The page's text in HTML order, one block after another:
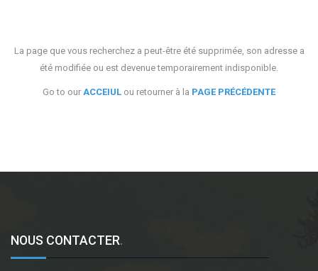
La page que vous recherchez a peut-être été supprimée, son adresse a
été modifiée ou est devenue temporairement indisponible.
Go to our ACCEIUL ou retourner à la PAGE PRÉCÉDENTE
NOUS CONTACTER.